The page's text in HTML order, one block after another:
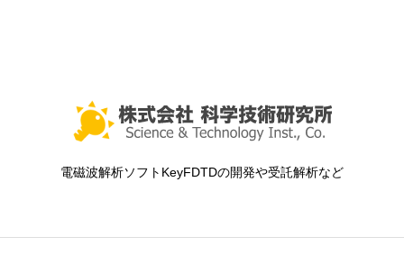
電磁波解析ソフトKeyFDTDの開発や受託解析など